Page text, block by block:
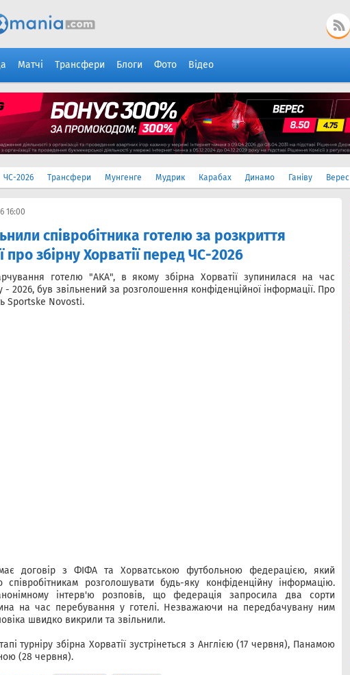
Матчі Трансфери Блоги Фото Відео
ЧС-2026 Трансфери Мунгенге Мудрик Карабах Динамо Ганіву Верес
16:00
співробітника готелю за розкриття
про збірну Хорватії перед ЧС-2026
готелю "AKA", в якому збірна Хорватії зупинилася на час
- 2026, був звільнений за розголошення конфіденційної інформації. Про
Sportske Novosti.
договір з ФІФА та Хорватською футбольною федерацією, який
співробітникам розголошувати будь-яку конфіденційну інформацію.
інтерв'ю розповів, що федерація запросила два сорти
на час перебування у готелі. Незважаючи на передбачувану ним
швидко викрили та звільнили.
турніру збірна Хорватії зустрінеться з Англією (17 червня), Панамою
(28 червня).